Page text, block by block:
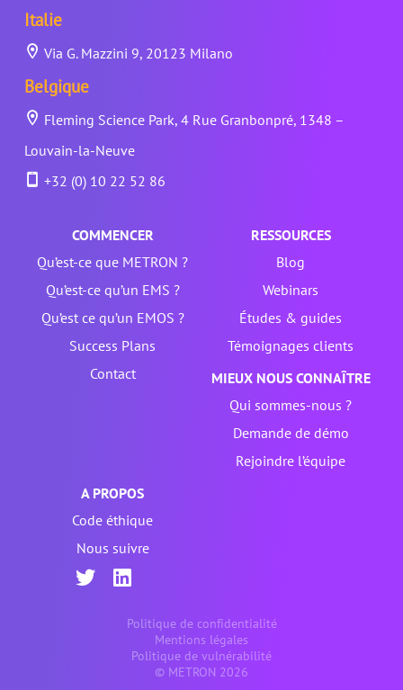
Italie
Via G. Mazzini 9, 20123 Milano
Belgique
Fleming Science Park, 4 Rue Granbonpré, 1348 –
Louvain-la-Neuve
+32 (0) 10 22 52 86
COMMENCER
Qu’est-ce que METRON ?
Qu’est-ce qu’un EMS ?
Qu’est ce qu’un EMOS ?
Success Plans
RESSOURCES
Blog
Webinars
Études & guides
Témoignages clients
Contact
MIEUX NOUS CONNAÎTRE
Qui sommes-nous ?
Demande de démo
Rejoindre l’équipe
A PROPOS
Code éthique
Nous suivre
Politique de confidentialité
Mentions légales
Politique de vulnérabilité
© METRON 2026